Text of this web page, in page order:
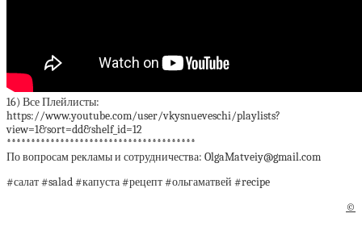
16) Все Плейлисты:
https://www.youtube.com/user/vkysnueveschi/playlists?
view=1&sort=dd&shelf_id=12
***************************************
По вопросам рекламы и сотрудничества: OlgaMatveiy@gmail.com
#салат #salad #капуста #рецепт #ольгаматвей #recipe
©